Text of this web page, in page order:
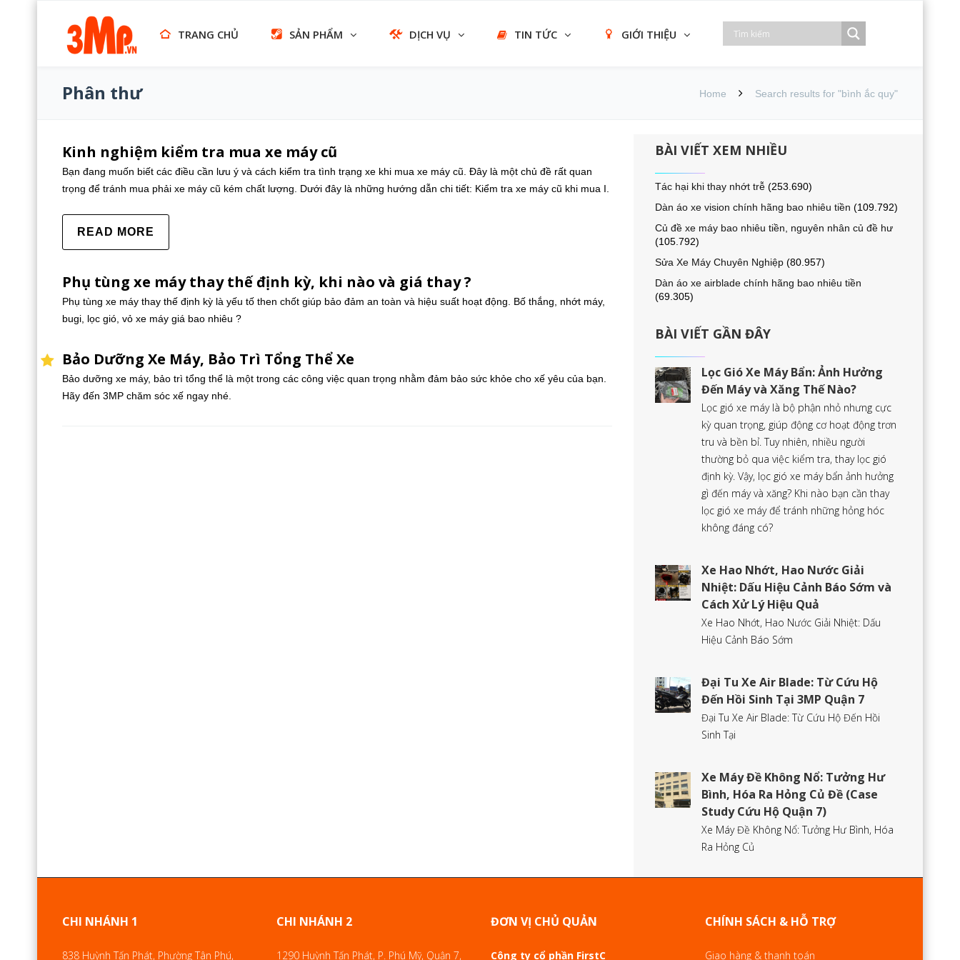
TRANG CHỦ SẢN PHẨM DỊCH VỤ TIN TỨC GIỚI THIỆU
Phân thư Home Search results for "bình ắc quy"
Kinh nghiệm kiểm tra mua xe máy cũ
Bạn đang muốn biết các điều cần lưu ý và cách kiểm tra tình trạng xe khi mua xe máy cũ. Đây là một chủ đề rất quan
trọng để tránh mua phải xe máy cũ kém chất lượng. Dưới đây là những hướng dẫn chi tiết: Kiểm tra xe máy cũ khi mua I.
READ MORE
Phụ tùng xe máy thay thế định kỳ, khi nào và giá thay ?
Phụ tùng xe máy thay thế định kỳ là yếu tố then chốt giúp bảo đảm an toàn và hiệu suất hoạt động. Bố thắng, nhớt máy,
bugi, lọc gió, vỏ xe máy giá bao nhiêu ?
Bảo Dưỡng Xe Máy, Bảo Trì Tổng Thể Xe
Bảo dưỡng xe máy, bảo trì tổng thể là một trong các công việc quan trọng nhằm đảm bảo sức khỏe cho xế yêu của bạn.
Hãy đến 3MP chăm sóc xế ngay nhé.
BÀI VIẾT XEM NHIỀU
Tác hại khi thay nhớt trễ (253.690)
Dàn áo xe vision chính hãng bao nhiêu tiền (109.792)
Củ đề xe máy bao nhiêu tiền, nguyên nhân củ đề hư
(105.792)
Sửa Xe Máy Chuyên Nghiệp (80.957)
Dàn áo xe airblade chính hãng bao nhiêu tiền
(69.305)
BÀI VIẾT GẦN ĐÂY
Lọc Gió Xe Máy Bẩn: Ảnh Hưởng
Đến Máy và Xăng Thế Nào?
Lọc gió xe máy là bộ phận nhỏ nhưng cực
kỳ quan trọng, giúp động cơ hoạt động trơn
tru và bền bỉ. Tuy nhiên, nhiều người
thường bỏ qua việc kiểm tra, thay lọc gió
định kỳ. Vậy, lọc gió xe máy bẩn ảnh hưởng
gì đến máy và xăng? Khi nào bạn cần thay
lọc gió xe máy để tránh những hỏng hóc
không đáng có?
Xe Hao Nhớt, Hao Nước Giải
Nhiệt: Dấu Hiệu Cảnh Báo Sớm và
Cách Xử Lý Hiệu Quả
Xe Hao Nhớt, Hao Nước Giải Nhiệt: Dấu
Hiệu Cảnh Báo Sớm
Đại Tu Xe Air Blade: Từ Cứu Hộ
Đến Hồi Sinh Tại 3MP Quận 7
Đại Tu Xe Air Blade: Từ Cứu Hộ Đến Hồi
Sinh Tại
Xe Máy Đề Không Nổ: Tưởng Hư
Bình, Hóa Ra Hỏng Củ Đề (Case
Study Cứu Hộ Quận 7)
Xe Máy Đề Không Nổ: Tưởng Hư Bình, Hóa
Ra Hỏng Củ
CHI NHÁNH 1
838 Huỳnh Tấn Phát, Phường Tân Phú,
CHI NHÁNH 2
1290 Huỳnh Tấn Phát, P. Phú Mỹ, Quận 7,
ĐƠN VỊ CHỦ QUẢN
Công ty cổ phần FirstC
CHÍNH SÁCH & HỖ TRỢ
Giao hàng & thanh toán